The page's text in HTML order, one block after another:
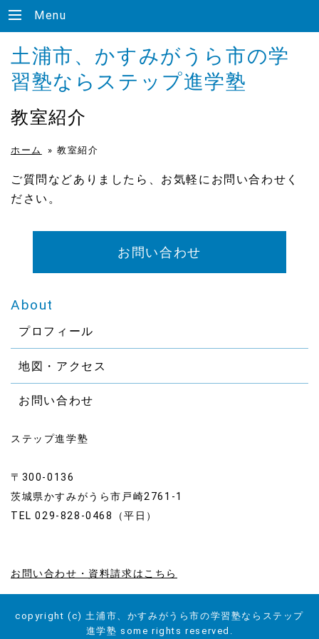
Menu
土浦市、かすみがうら市の学
習塾ならステップ進学塾
教室紹介
ホーム » 教室紹介
ご質問などありましたら、お気軽にお問い合わせく
ださい。
お問い合わせ
About
プロフィール
地図・アクセス
お問い合わせ
ステップ進学塾
〒300-0136
茨城県かすみがうら市戸崎2761-1
TEL 029-828-0468（平日）
お問い合わせ・資料請求はこちら
copyright (c) 土浦市、かすみがうら市の学習塾ならステップ
進学塾 some rights reserved.